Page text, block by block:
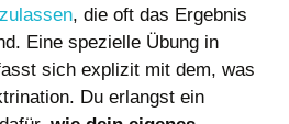
, die oft das Ergebnis
Eine spezielle Übung in
sich explizit mit dem, was
Du erlangst ein